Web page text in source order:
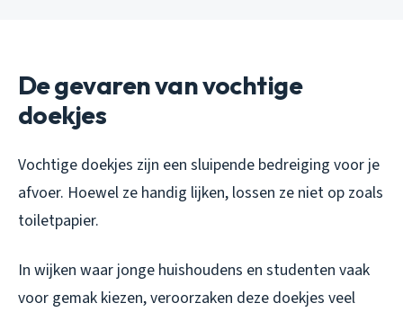
De gevaren van vochtige
doekjes
Vochtige doekjes zijn een sluipende bedreiging voor je
afvoer. Hoewel ze handig lijken, lossen ze niet op zoals
toiletpapier.
In wijken waar jonge huishoudens en studenten vaak
voor gemak kiezen, veroorzaken deze doekjes veel